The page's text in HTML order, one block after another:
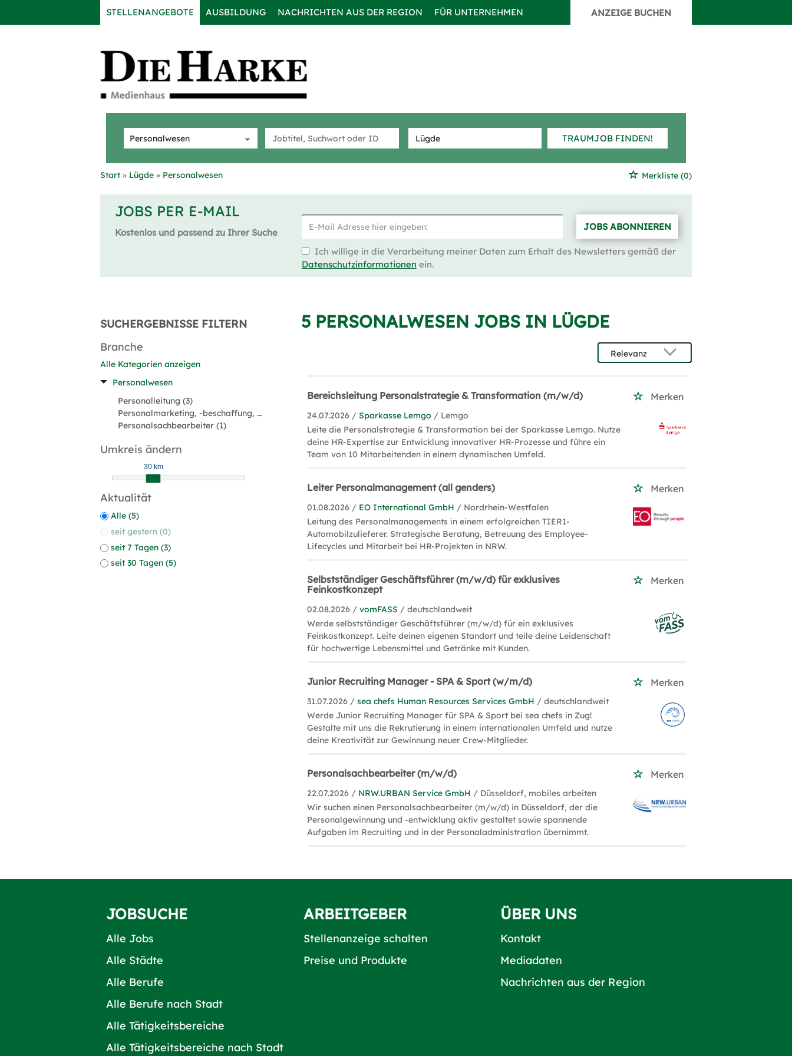
STELLENANGEBOTE AUSBILDUNG NACHRICHTEN AUS DER REGION FÜR UNTERNEHMEN ANZEIGE BUCHEN
TRAUMJOB FINDEN!
Start Lügde Personalwesen Merkliste (0)
JOBS PER E-MAIL
Kostenlos und passend zu Ihrer Suche
JOBS ABONNIEREN
Ich willige in die Verarbeitung meiner Daten zum Erhalt des Newsletters gemäß der
Datenschutzinformationen ein.
SUCHERGEBNISSE FILTERN
Branche
Alle Kategorien anzeigen
Personalwesen
Personalleitung (3)
Personalmarketing, -beschaffung, Rekrutierung (2)
Personalsachbearbeiter (1)
Umkreis ändern
30 km
Aktualität
Alle (5)
seit gestern (0)
seit 7 Tagen (3)
seit 30 Tagen (5)
5 PERSONALWESEN JOBS IN LÜGDE
Bereichsleitung Personalstrategie & Transformation (m/w/d) Merken
24.07.2026 /Sparkasse Lemgo / Lemgo
Leite die Personalstrategie & Transformation bei der Sparkasse Lemgo. Nutze
deine HR-Expertise zur Entwicklung innovativer HR-Prozesse und führe ein
Team von 10 Mitarbeitenden in einem dynamischen Umfeld.
Leiter Personalmanagement (all genders) Merken
01.08.2026 / EO International GmbH / Nordrhein-Westfalen
Leitung des Personalmanagements in einem erfolgreichen TIER1-
Automobilzulieferer. Strategische Beratung, Betreuung des Employee-
Lifecycles und Mitarbeit bei HR-Projekten in NRW.
Selbstständiger Geschäftsführer (m/w/d) für exklusives
Feinkostkonzept
Merken
02.08.2026 /vomFASS / deutschlandweit
Werde selbstständiger Geschäftsführer (m/w/d) für ein exklusives
Feinkostkonzept. Leite deinen eigenen Standort und teile deine Leidenschaft
für hochwertige Lebensmittel und Getränke mit Kunden.
Junior Recruiting Manager - SPA & Sport (w/m/d) Merken
31.07.2026 /sea chefs Human Resources Services GmbH / deutschlandweit
Werde Junior Recruiting Manager für SPA & Sport bei sea chefs in Zug!
Gestalte mit uns die Rekrutierung in einem internationalen Umfeld und nutze
deine Kreativität zur Gewinnung neuer Crew-Mitglieder.
Personalsachbearbeiter (m/w/d) Merken
22.07.2026 / NRW.URBAN Service GmbH / Düsseldorf, mobiles arbeiten
Wir suchen einen Personalsachbearbeiter (m/w/d) in Düsseldorf, der die
Personalgewinnung und -entwicklung aktiv gestaltet sowie spannende
Aufgaben im Recruiting und in der Personaladministration übernimmt.
JOBSUCHE
Alle Jobs
Alle Städte
Alle Berufe
Alle Berufe nach Stadt
Alle Tätigkeitsbereiche
Alle Tätigkeitsbereiche nach Stadt
ARBEITGEBER
Stellenanzeige schalten
Preise und Produkte
ÜBER UNS
Kontakt
Mediadaten
Nachrichten aus der Region